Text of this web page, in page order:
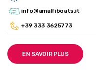
info@amalfiboats.it
+39 333 3625773
EN SAVOIR PLUS